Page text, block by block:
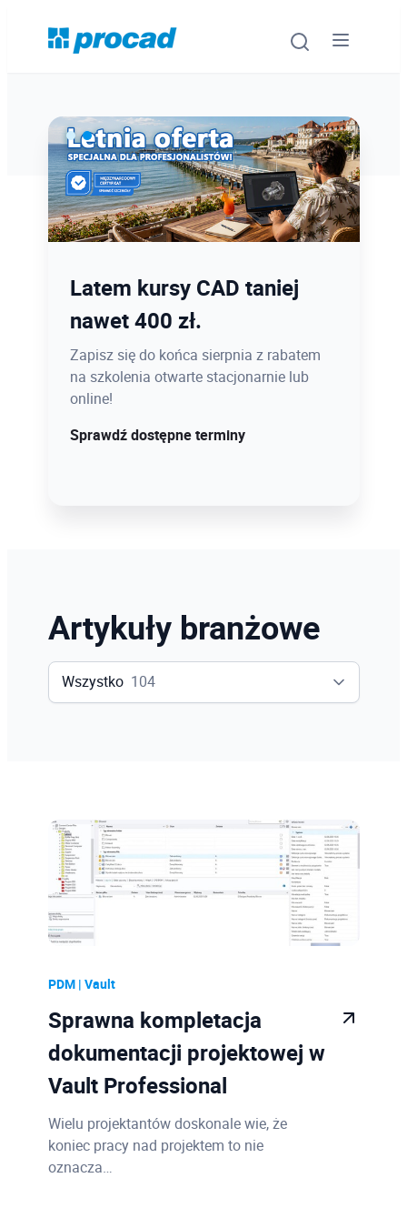
Ostatnie dni promocji Blind
Bird
12.08 o 12:08 zamykamy Blind Bird na
PROCAD EXPO 2026 - dołącz w
najlepszej cenie!
Sprawdź szczegóły!
Latem kursy CAD taniej
nawet 400 zł.
Zapisz się do końca sierpnia z rabatem
na szkolenia otwarte stacjonarnie lub
online!
Sprawdź dostępne terminy
Artykuły branżowe
Wszystko 104
PDM | Vault
Sprawna kompletacja
dokumentacji projektowej w
Vault Professional
Wielu projektantów doskonale wie, że
koniec pracy nad projektem to nie
oznacza…
Sprzęt11
PDM | Vault 8
CDE | Autodesk Construction Cloud
PLM1
Konto Autodesk 1
3ds Max1
Moldflow 4
Advance Steel9
Oprogramowanie
Szkolenia
Urządzenia i serwis